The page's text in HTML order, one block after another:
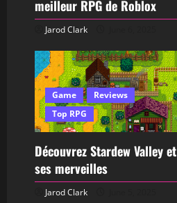
meilleur RPG de Roblox
Jarod Clark
Game
Reviews
Top RPG
Découvrez Stardew Valley et
ses merveilles
Jarod Clark